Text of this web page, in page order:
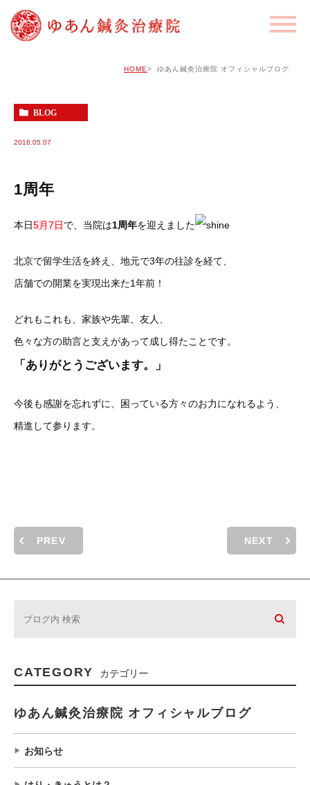
HOME ゆあん鍼灸治療院 オフィシャルブログ
BLOG
2016.05.07
1周年
本日5月7日で、当院は1周年を迎えました
北京で留学生活を終え、地元で3年の往診を経て、
店舗での開業を実現出来た1年前！
どれもこれも、家族や先輩、友人、
色々な方の助言と支えがあって成し得たことです。
「ありがとうございます。」
今後も感謝を忘れずに、困っている方々のお力になれるよう、
精進して参ります。
PREV NEXT
CATEGORY カテゴリー
ゆあん鍼灸治療院 オフィシャルブログ
お知らせ